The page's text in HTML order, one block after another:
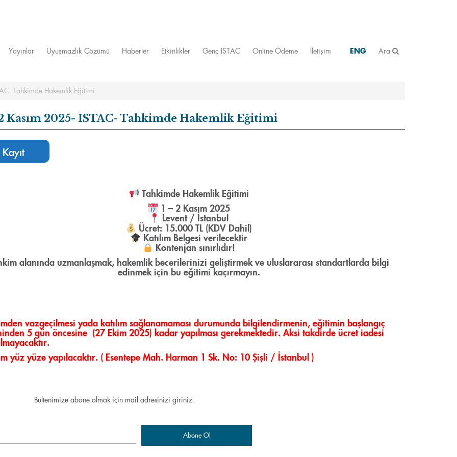
Yayınlar Uyuşmazlık Çözümü Haberler Etkinlikler Genç ISTAC Online Ödeme İletişim ENG Ara
Tahkimde Hakemlik Eğitimi
Kasım 2025- ISTAC- Tahkimde Hakemlik Eğitimi
Kayıt
Tahkimde Hakemlik Eğitimi
1 – 2 Kasım 2025
Levent / İstanbul
Ücret: 15.000 TL (KDV Dahil)
Katılım Belgesi verilecektir
Kontenjan sınırlıdır!
alanında uzmanlaşmak, hakemlik becerilerinizi geliştirmek ve uluslararası standartlarda bilgi
edinmek için bu eğitimi kaçırmayın.
vazgeçilmesi yada katılım sağlanamaması durumunda bilgilendirmenin, eğitimin başlangıç
5 gün öncesine (27 Ekim 2025) kadar yapılması gerekmektedir. Aksi takdirde ücret iadesi
yüz yüze yapılacaktır. ( Esentepe Mah. Harman 1 Sk. No: 10 Şişli / İstanbul )
Bültenimize abone olmak için mail adresinizi giriniz.